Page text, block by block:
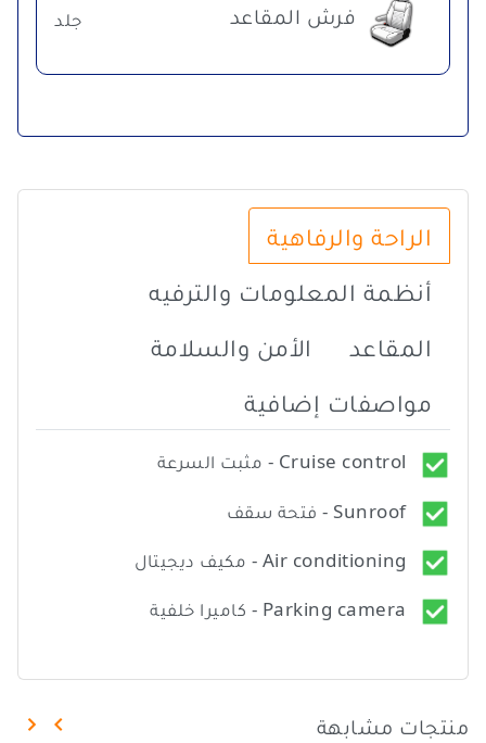
فرش المقاعد جلد
الراحة والرفاهية
أنظمة المعلومات والترفيه
المقاعد
الأمن والسلامة
مواصفات إضافية
Cruise control - مثبت السرعة
Sunroof - فتحة سقف
Air conditioning - مكيف ديجيتال
Parking camera - كاميرا خلفية
منتجات مشابهة